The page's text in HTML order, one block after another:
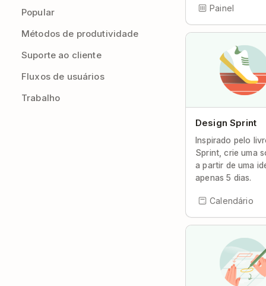
Popular
Métodos de produtividade
Suporte ao cliente
Fluxos de usuários
Trabalho
Painel
Design Sprint
Inspirado pelo
Sprint, crie uma
a partir de uma
apenas 5 dias.
Calendário